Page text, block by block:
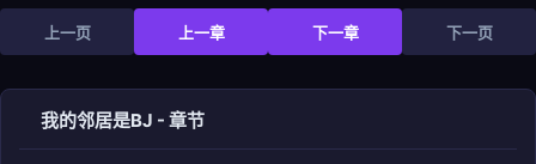
上一页 上一章 下一章 下一页
我的邻居是BJ - 章节